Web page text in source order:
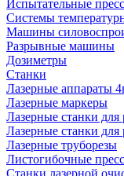
Испытательные
Системы
Машины
Разрывные машины
Дозиметры
Станки
Лазерные аппараты
Лазерные маркеры
Лазерные станки для
Лазерные станки для
Лазерные труборезы
Листогибочные
Станки лазерной